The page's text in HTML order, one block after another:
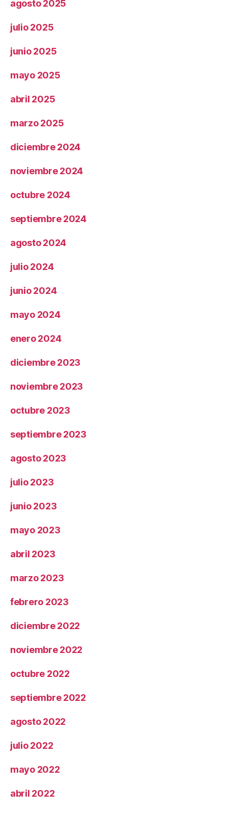
agosto 2025
julio 2025
junio 2025
mayo 2025
abril 2025
marzo 2025
diciembre 2024
noviembre 2024
octubre 2024
septiembre 2024
agosto 2024
julio 2024
junio 2024
mayo 2024
enero 2024
diciembre 2023
noviembre 2023
octubre 2023
septiembre 2023
agosto 2023
julio 2023
junio 2023
mayo 2023
abril 2023
marzo 2023
febrero 2023
diciembre 2022
noviembre 2022
octubre 2022
septiembre 2022
agosto 2022
julio 2022
mayo 2022
abril 2022